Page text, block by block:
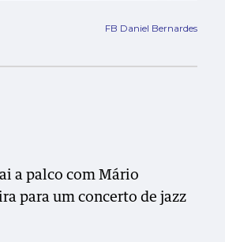
FB Daniel Bernardes
a palco com Mário
para um concerto de jazz